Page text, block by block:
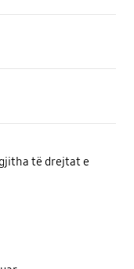
të drejtat e